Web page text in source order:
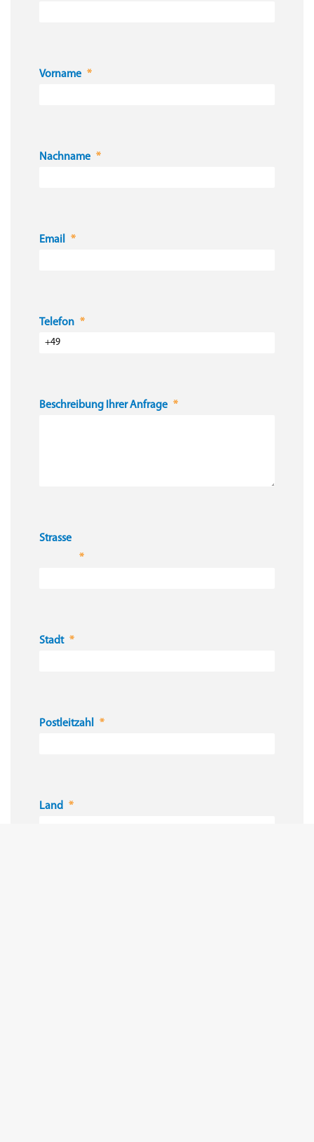
Vorname
Nachname
Email
Telefon
Beschreibung Ihrer Anfrage
Strasse
Stadt
Postleitzahl
Land